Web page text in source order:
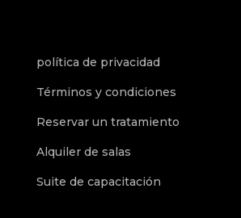
política de privacidad
Términos y condiciones
Reservar un tratamiento
Alquiler de salas
Suite de capacitación